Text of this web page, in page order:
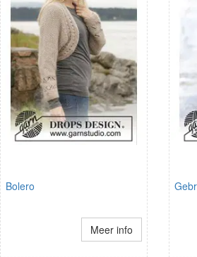
Bolero
Meer info